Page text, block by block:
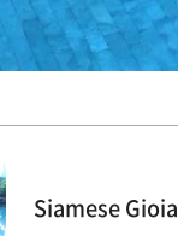
Siamese Gioia